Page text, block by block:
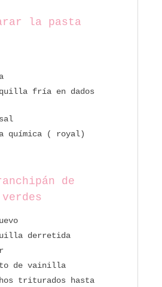
la pasta
fría en dados
química ( royal)
de
derretida
de vainilla
triturados hasta